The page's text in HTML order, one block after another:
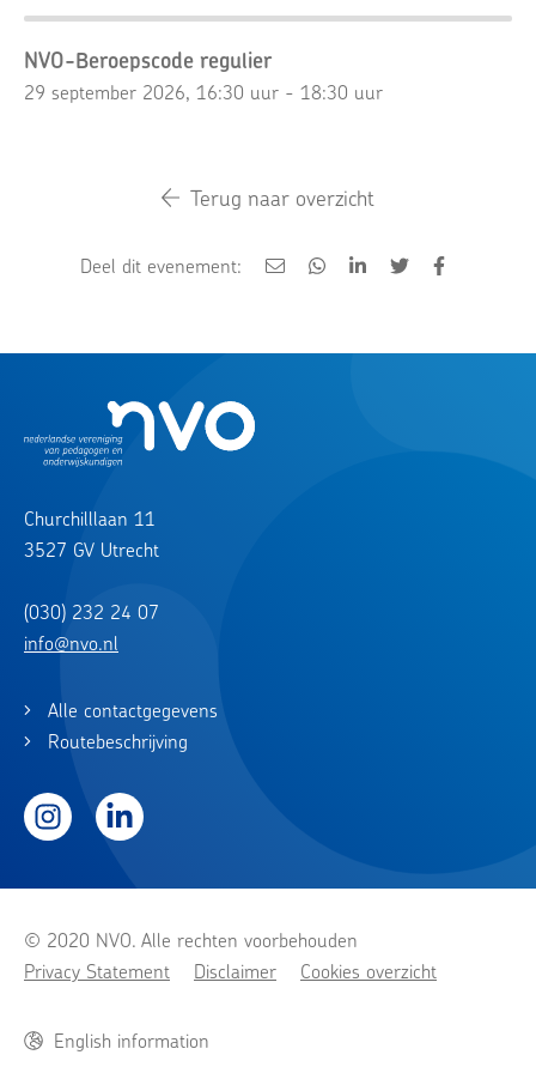
NVO-Beroepscode regulier
29 september 2026, 16:30 uur - 18:30 uur
Terug naar overzicht
Deel dit evenement:
Churchilllaan 11
3527 GV Utrecht
(030) 232 24 07
info@nvo.nl
Alle contactgegevens
Routebeschrijving
InstagramLinkedIn
© 2020 NVO. Alle rechten voorbehouden
Privacy Statement
Disclaimer Cookies overzicht
English information